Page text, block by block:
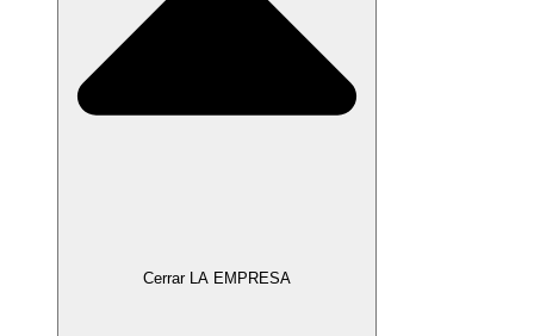
Cerrar LA EMPRESA